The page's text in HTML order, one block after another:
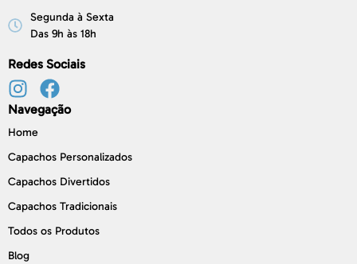
Segunda à Sexta
Das 9h às 18h
Redes Sociais
Navegação
Home
Capachos Personalizados
Capachos Divertidos
Capachos Tradicionais
Todos os Produtos
Blog